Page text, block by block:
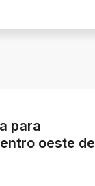
para
oeste de